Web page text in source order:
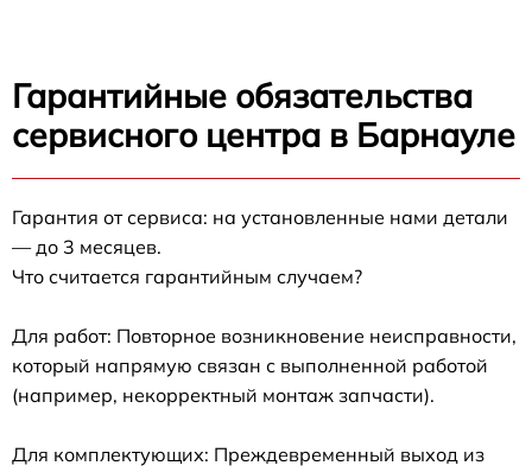
Гарантийные обязательства
сервисного центра в Барнауле
Гарантия от сервиса: на установленные нами детали
— до 3 месяцев.
Что считается гарантийным случаем?
Для работ: Повторное возникновение неисправности,
который напрямую связан с выполненной работой
(например, некорректный монтаж запчасти).
Для комплектующих: Преждевременный выход из